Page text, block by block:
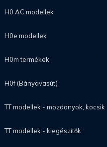
H0 AC modellek
H0e modellek
H0m termékek
H0f (Bányavasút)
TT modellek - mozdonyok, kocsik
TT modellek - kiegészítők